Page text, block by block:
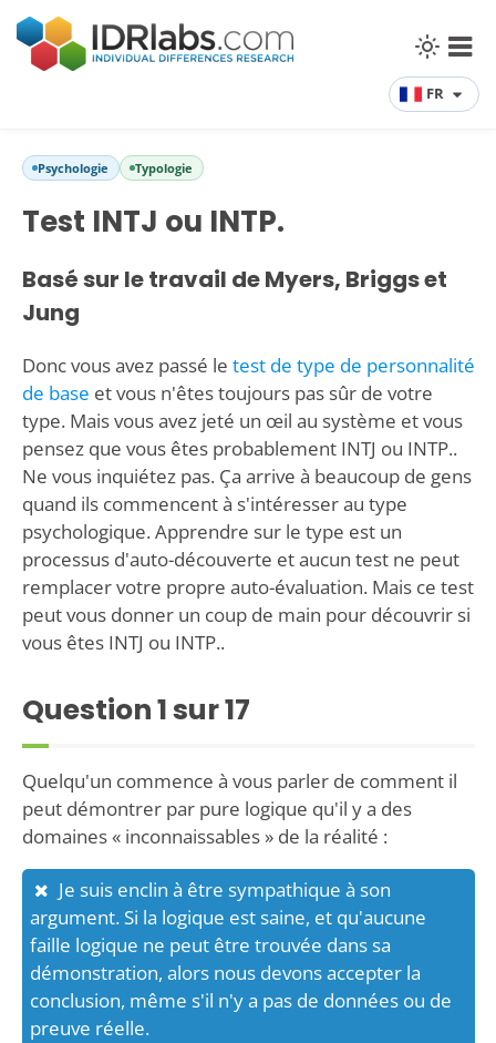
FR
Psychologie Typologie
Test INTJ ou INTP.
Basé sur le travail de Myers, Briggs et
Jung
Donc vous avez passé le test de type de personnalité
de base et vous n'êtes toujours pas sûr de votre
type. Mais vous avez jeté un œil au système et vous
pensez que vous êtes probablement INTJ ou INTP..
Ne vous inquiétez pas. Ça arrive à beaucoup de gens
quand ils commencent à s'intéresser au type
psychologique. Apprendre sur le type est un
processus d'auto-découverte et aucun test ne peut
remplacer votre propre auto-évaluation. Mais ce test
peut vous donner un coup de main pour découvrir si
vous êtes INTJ ou INTP..
Question1sur 17
Quelqu'un commence à vous parler de comment il
peut démontrer par pure logique qu'il y a des
domaines « inconnaissables » de la réalité :
Je suis enclin à être sympathique à son
argument. Si la logique est saine, et qu'aucune
faille logique ne peut être trouvée dans sa
démonstration, alors nous devons accepter la
conclusion, même s'il n'y a pas de données ou de
preuve réelle.